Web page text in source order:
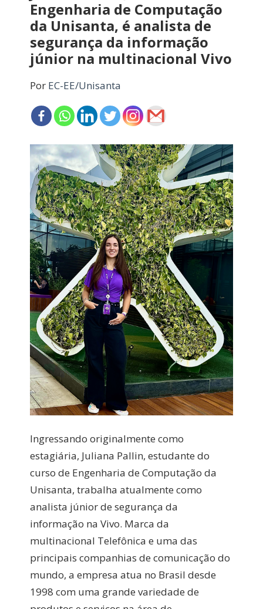
Engenharia de Computação
da Unisanta, é analista de
segurança da informação
júnior na multinacional Vivo
Por EC-EE/Unisanta
Ingressando originalmente como
estagiária, Juliana Pallin, estudante do
curso de Engenharia de Computação da
Unisanta, trabalha atualmente como
analista júnior de segurança da
informação na Vivo. Marca da
multinacional Telefônica e uma das
principais companhias de comunicação do
mundo, a empresa atua no Brasil desde
1998 com uma grande variedade de